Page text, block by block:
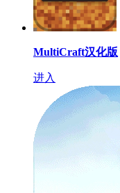
MultiCraft汉化版
进入